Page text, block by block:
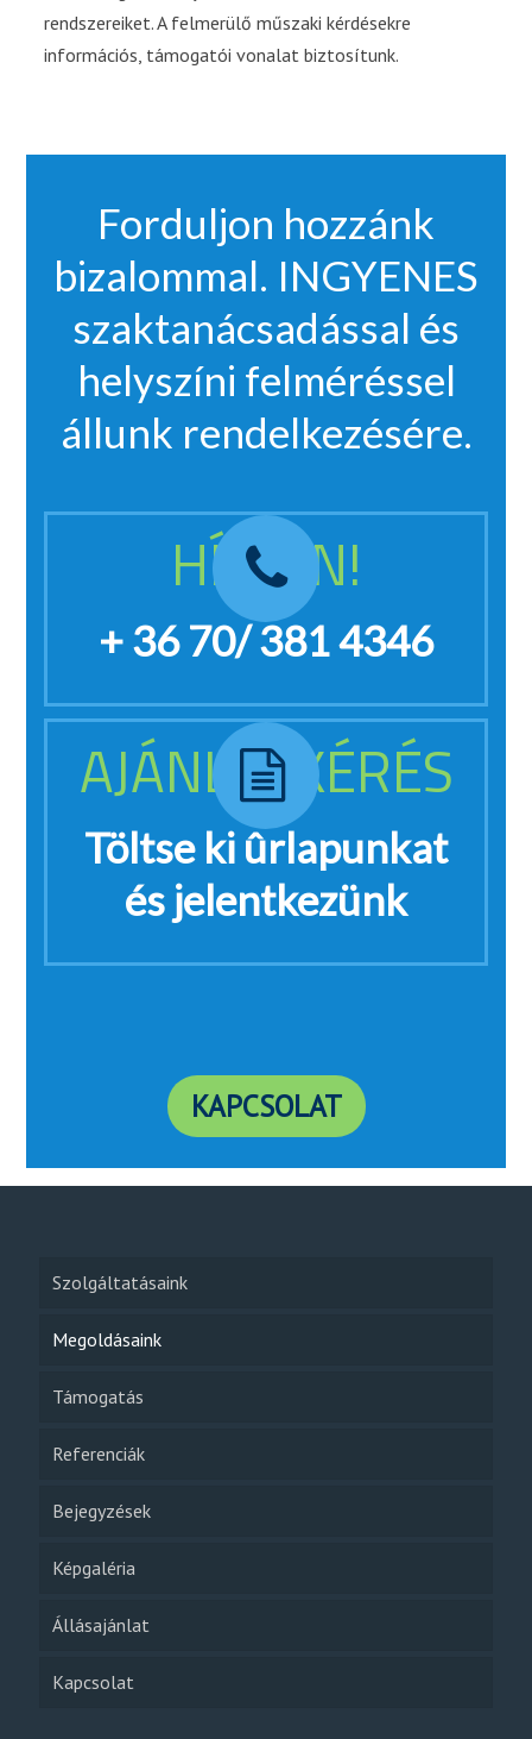
rendszereiket. A felmerülő műszaki kérdésekre
információs, támogatói vonalat biztosítunk.
Forduljon hozzánk
bizalommal. INGYENES
szaktanácsadással és
helyszíni felméréssel
állunk rendelkezésére.
HÍVJON!
+ 36 70/ 381 4346
AJÁNLATKÉRÉS
Töltse ki ûrlapunkat
és jelentkezünk
KAPCSOLAT
Szolgáltatásaink
Megoldásaink
Támogatás
Referenciák
Bejegyzések
Képgaléria
Állásajánlat
Kapcsolat